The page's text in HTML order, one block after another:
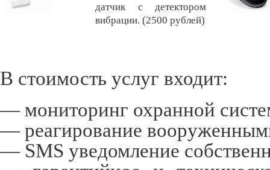
датчик с детектором
вибрации.(2500 рублей)
В стоимость услуг входит:
— мониторинг охранной
— реагирование
— SMS уведомление